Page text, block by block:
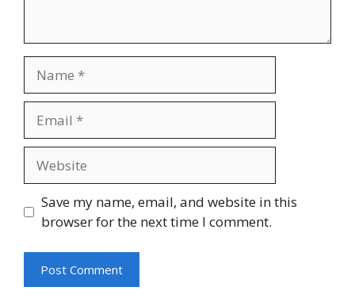
Save my name, email, and website in this
browser for the next time I comment.